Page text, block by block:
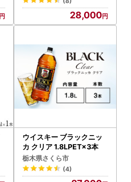
28,000
ウイスキー ブラックニッ
カ クリア 1.8LPET×3本
栃木県さくら市
(4)